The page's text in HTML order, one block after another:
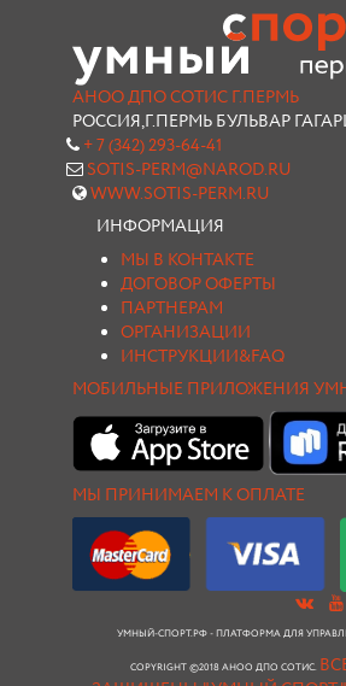
АНОО ДПО СОТИС Г.ПЕРМЬ
РОССИЯ,Г.ПЕРМЬ БУЛЬВАР
+ 7 (342) 293-64-41
SOTIS-PERM@NAROD.RU
WWW.SOTIS-PERM.RU
ИНФОРМАЦИЯ
МЫ В КОНТАКТЕ
ДОГОВОР ОФЕРТЫ
ПАРТНЕРАМ
ОРГАНИЗАЦИИ
ИНСТРУКЦИИ&FAQ
МОБИЛЬНЫЕ ПРИЛОЖЕНИЯ
МЫ ПРИНИМАЕМ К ОПЛАТЕ
УМНЫЙ-СПОРТ.РФ - ПЛАТФОРМА ДЛЯ
COPYRIGHT ©2018 АНОО ДПО СОТИС.